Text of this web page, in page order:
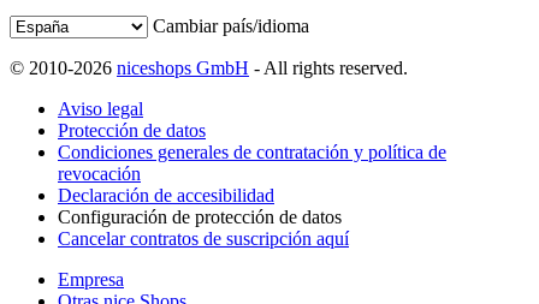
Cambiar país/idioma
© 2010-2026 niceshops GmbH - All rights reserved.
Aviso legal
Protección de datos
Condiciones generales de contratación y política de
revocación
Declaración de accesibilidad
Configuración de protección de datos
Cancelar contratos de suscripción aquí
Empresa